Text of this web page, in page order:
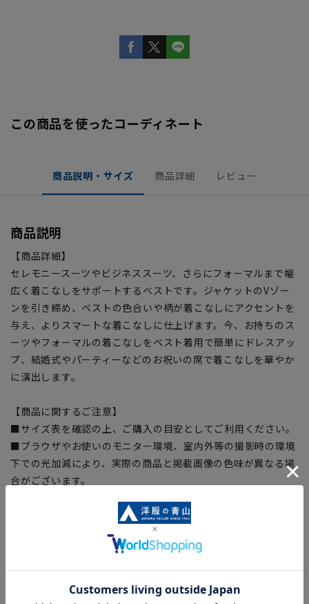
この商品を使ったコーディネート
商品説明・サイズ 商品詳細 レビュー
商品説明
【商品詳細】
セレモニースーツやビジネススーツ、さらにフォーマルまで幅
広く着こなしをサポートするベストです。ジャケットのVゾー
ンを引き締め、ベストの色合いや柄が着こなしにアクセントを
与え、よりスマートな着こなしに仕上げます。今、お持ちのス
ーツやフォーマルの着こなしをベスト着用で簡単にドレスアッ
プ、結婚式やパーティーなどのお祝いの席で着こなしを華やか
に演出します。
【商品に関するご注意】
■サイズ表を確認の上、ご購入の目安としてご利用ください。
■ブラウザやお使いのモニター環境、室内外等の撮影時の環境
下での光加減により、実際の商品と掲載画像の色味が異なる場
合がございます。
干の誤差が生じる場合がございます。予めご了承ください。
■店舗や各モールサイトと商品在庫を共有しております関係
上、ご注文いただいたタイミングにより欠品が発生し、ご注文
急ぎ発送のご注文につきましても、ご注文のタイミングによっ
てはお急ぎ発送サービスを選択できない場合がございます。)